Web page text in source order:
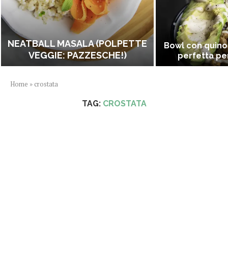
NEATBALL MASALA (POLPETTE
VEGGIE: PAZZESCHE!)
Bowl con
perfetta
Home » crostata
TAG: CROSTATA